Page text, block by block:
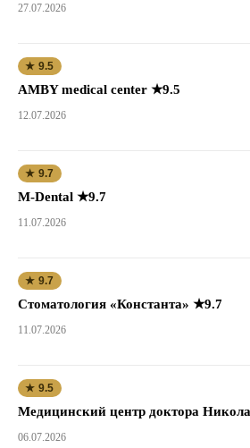
27.07.2026
★ 9.5
AMBY medical center ★9.5
12.07.2026
★ 9.7
M-Dental ★9.7
11.07.2026
★ 9.7
Стоматология «Константа» ★9.7
11.07.2026
★ 9.5
Медицинский центр доктора
06.07.2026